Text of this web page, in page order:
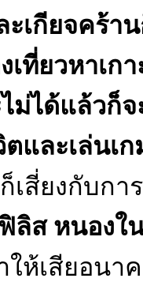
ะเกียจคร้า
เที่ยวหาเก
ม่ได้แล้วก็
ตและเล่นเ
เสี่ยงกับกา
ส หนองใน
ห้เสียอนา